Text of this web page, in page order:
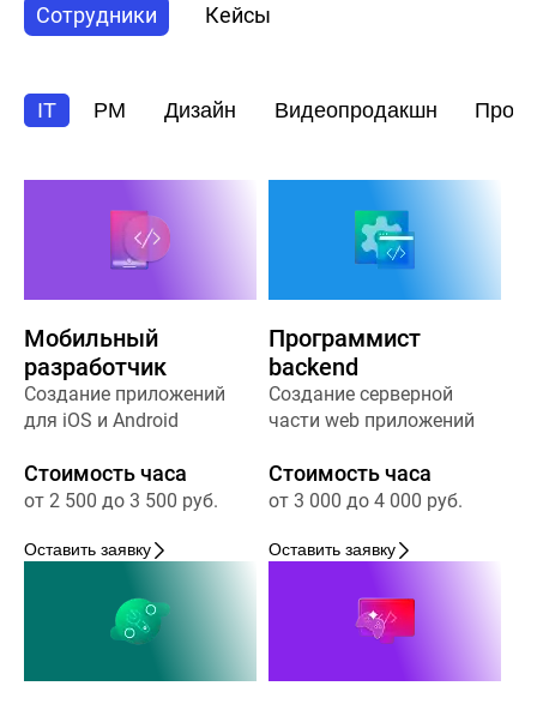
Сотрудники Кейсы
IT PM Дизайн Видеопродакшн
Мобильный
разработчик
Создание приложений
для iOS и Android
Стоимость часа
от 2 500 до 3 500 руб.
Оставить заявку
Программист
backend
Создание серверной
части web приложений
Стоимость часа
от 3 000 до 4 000 руб.
Оставить заявку